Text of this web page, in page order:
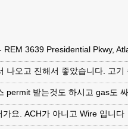
3639 Presidential Pkwy,
나오고 진해서 좋았습니다. 고
permit 받는것도 하시고 gas도
요. ACH가 아니고 Wire 입니다